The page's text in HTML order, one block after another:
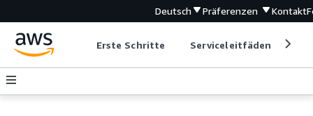
Deutsch Präferenzen Kontakt
Erste Schritte Serviceleitfäden